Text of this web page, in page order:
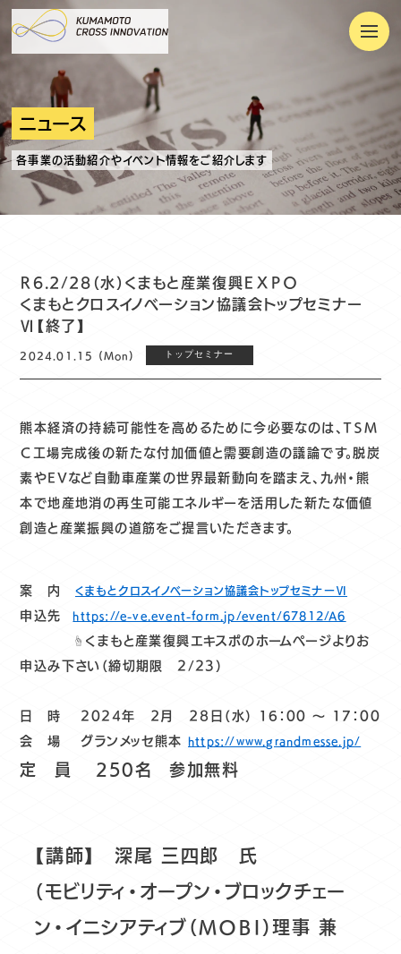
ニュース
各事業の活動紹介やイベント情報をご紹介します
Ｒ6.2/28（水）くまもと産業復興ＥＸＰＯ
くまもとクロスイノベーション協議会トップセミナー
Ⅵ【終了】
2024.01.15 (Mon) トップセミナー
熊本経済の持続可能性を高めるために今必要なのは、ＴＳＭ
Ｃ工場完成後の新たな付加価値と需要創造の議論です。脱炭
素やEVなど自動車産業の世界最新動向を踏まえ、九州・熊
本で地産地消の再生可能エネルギーを活用した新たな価値
創造と産業振興の道筋をご提言いただきます。
案 内くまもとクロスイノベーション協議会トップセミナーⅥ
申込先 https://e-ve.event-form.jp/event/67812/A6
☝ くまもと産業復興エキスポのホームページよりお
申込み下さい（締切期限 2/23）
日 時 2024年 ２月 ２８日（水） 16：00 ～ 17：00
会 場 グランメッセ熊本
https://www.grandmesse.jp/
定 員 250名 参加無料
【講師】 深尾 三四郎 氏
（モビリティ・オープン・ブロックチェー
ン・イニシアティブ（ＭＯＢＩ）理事 兼